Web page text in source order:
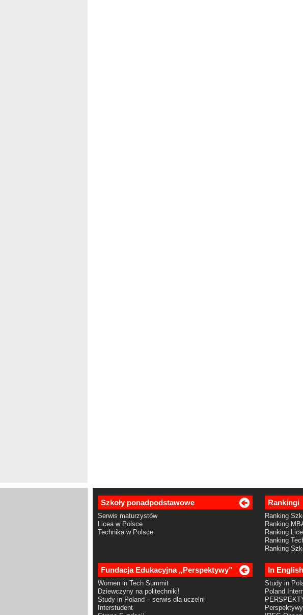
Szkoły ponadpodstawowe
Serwis maturzystów
Licea w Polsce
Technika w Polsce
Rankingi
Ranking
Ranking
Ranking
Ranking
Ranking
Fundacja Edukacyjna „Perspektywy”
Women in Tech Summit
Dziewczyny na politechniki!
Study in Poland – serwis dla uczelni
Interstudent
In English
Study in
Poland